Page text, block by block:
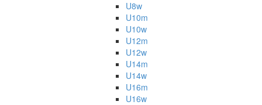
U8w
U10m
U10w
U12m
U12w
U14m
U14w
U16m
U16w